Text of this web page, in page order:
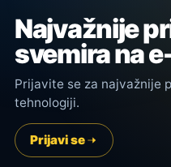
Najvažnije
svemira na
Prijavite se za najvažnije
tehnologiji.
Prijavi se